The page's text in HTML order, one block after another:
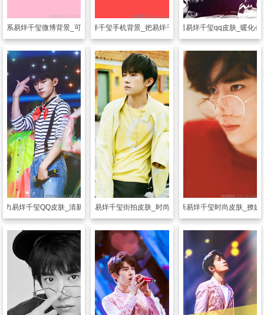
系易烊千玺微博背景_可爱帅气的少年
透明皮肤呆萌易烊千玺手机背景_把易烊千玺锁在手机桌面
透明皮肤 暖男易烊千玺qq皮肤_暖化
力易烊千玺QQ皮肤_清新帅气的千玺
透明皮肤最新易烊千玺街拍皮肤_时尚街拍易烊千玺
透明皮肤 最新易烊千玺时尚皮肤_撩妹